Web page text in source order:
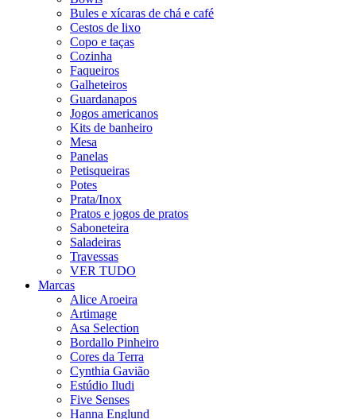
Bules e xícaras de chá e café
Cestos de lixo
Copo e taças
Cozinha
Faqueiros
Galheteiros
Guardanapos
Jogos americanos
Kits de banheiro
Mesa
Panelas
Petisqueiras
Potes
Prata/Inox
Pratos e jogos de pratos
Saboneteira
Saladeiras
Travessas
VER TUDO
Marcas
Alice Aroeira
Artimage
Asa Selection
Bordallo Pinheiro
Cores da Terra
Cynthia Gavião
Estúdio Iludi
Five Senses
Hanna Englund